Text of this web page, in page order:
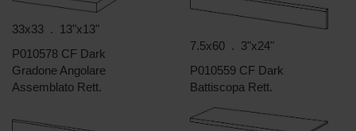
33x33 . 13"x13"
P010578 CF Dark
Gradone Angolare
Assemblato Rett.
7.5x60 . 3"x24"
P010559 CF Dark
Battiscopa Rett.